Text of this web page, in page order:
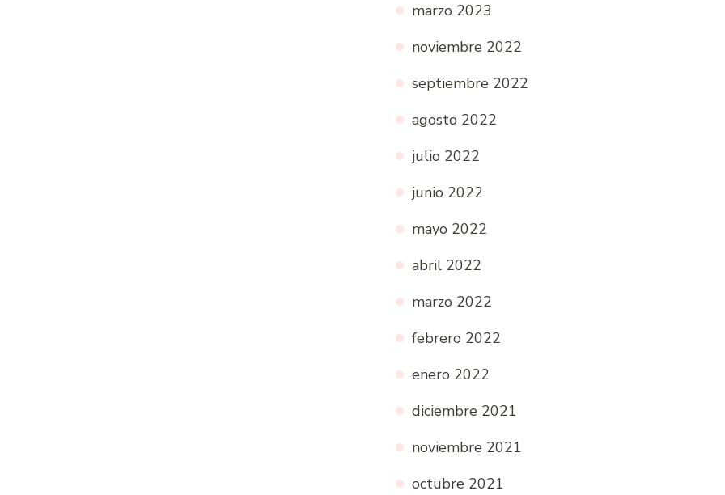
marzo 2023
noviembre 2022
septiembre 2022
agosto 2022
julio 2022
junio 2022
mayo 2022
abril 2022
marzo 2022
febrero 2022
enero 2022
diciembre 2021
noviembre 2021
octubre 2021